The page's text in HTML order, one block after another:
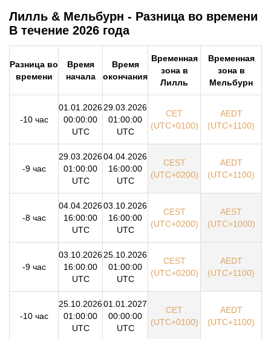
Лилль & Мельбурн - Разница во времени
В течение 2026 года
Разница во
времени
Время
начала
Время
окончания
Временная
зона в
Лилль
Временная
зона в
Мельбурн
-10 час
01.01.2026
00:00:00
UTC
29.03.2026
01:00:00
UTC
CET
(UTC+0100)
AEDT
(UTC+1100)
-9 час
29.03.2026
01:00:00
UTC
04.04.2026
16:00:00
UTC
CEST
(UTC+0200)
AEDT
(UTC+1100)
-8 час
04.04.2026
16:00:00
UTC
03.10.2026
16:00:00
UTC
CEST
(UTC+0200)
AEST
(UTC+1000)
-9 час
03.10.2026
16:00:00
UTC
25.10.2026
01:00:00
UTC
CEST
(UTC+0200)
AEDT
(UTC+1100)
-10 час
25.10.2026
01:00:00
UTC
01.01.2027
00:00:00
UTC
CET
(UTC+0100)
AEDT
(UTC+1100)